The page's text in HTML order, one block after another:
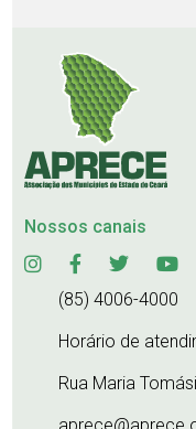
Nossos canais
(85) 4006-4000
Horário de
Rua Maria